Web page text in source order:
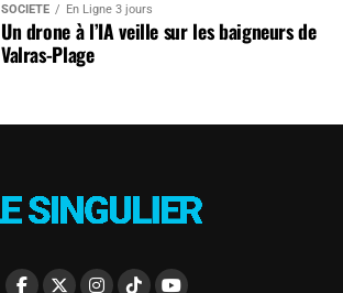
SOCIÉTÉ En Ligne 3 jours
Un drone à l’IA veille sur les baigneurs de
Valras-Plage